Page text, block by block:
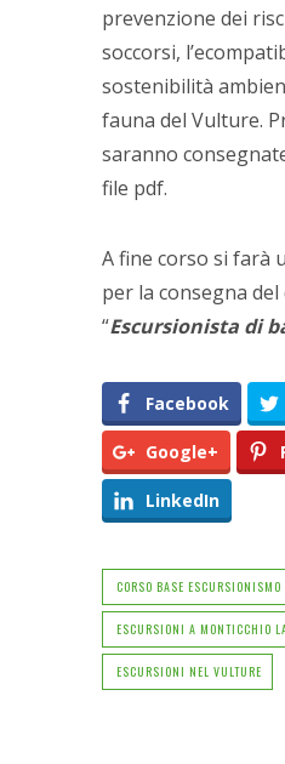
prevenzione dei
soccorsi,
sostenibilità
fauna del Vulture.
saranno
file pdf.
A fine corso si farà
per la consegna
“Escursionista di
Facebook
Google+
LinkedIn
CORSO BASE
ESCURSIONI A MONTICCHIO
ESCURSIONI NEL VULTURE